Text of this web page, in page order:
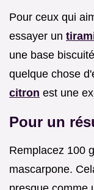
Pour ceux qui
essayer un
une base
quelque chose
citron est une
Pour un
Remplacez 100
mascarpone.